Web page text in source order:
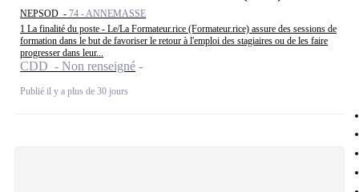
NEPSOD - 74 - ANNEMASSE
1 La finalité du poste - Le/La Formateur.rice (Formateur.rice) assure des sessions de
formation dans le but de favoriser le retour à l'emploi des stagiaires ou de les faire
progresser dans leur...
CDD - Non renseigné
Publié il y a plus de 30 jours